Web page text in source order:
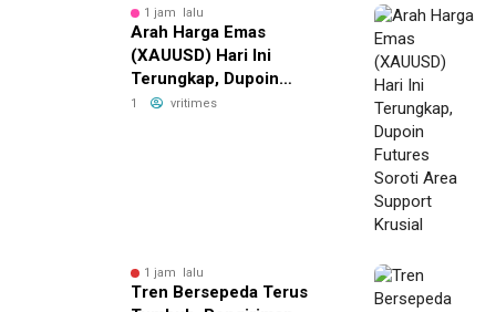
1 jam lalu
Arah Harga Emas
(XAUUSD) Hari Ini
Terungkap, Dupoin
Futures Soroti Area
1 vritimes
1 jam lalu
Tren Bersepeda Terus